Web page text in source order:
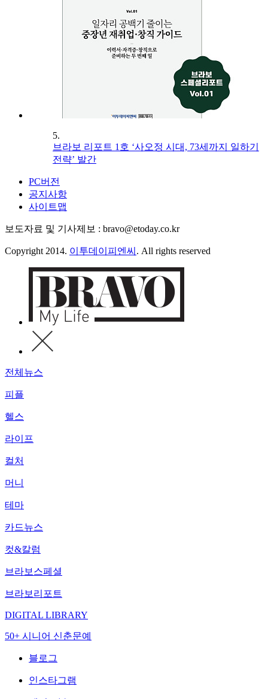
5.
브라보 리포트 1호 ‘사오정 시대, 73세까지 일하기
전략’ 발간
PC버전
공지사항
사이트맵
보도자료 및 기사제보 : bravo@etoday.co.kr
Copyright 2014. 이투데이피엔씨 . All rights reserved
전체뉴스
피플
헬스
라이프
컬처
머니
테마
카드뉴스
컷&칼럼
브라보스페셜
브라보리포트
DIGITAL LIBRARY
50+ 시니어 신춘문예
블로그
인스타그램